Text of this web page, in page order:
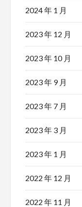
2024 年 1 月
2023 年 12 月
2023 年 10 月
2023 年 9 月
2023 年 7 月
2023 年 3 月
2023 年 1 月
2022 年 12 月
2022 年 11 月